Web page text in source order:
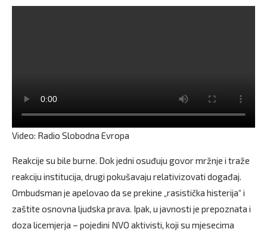
Video: Radio Slobodna Evropa
Reakcije su bile burne. Dok jedni osuđuju govor mržnje i traže
reakciju institucija, drugi pokušavaju relativizovati događaj.
Ombudsman je apelovao da se prekine „rasistička histerija“ i
zaštite osnovna ljudska prava. Ipak, u javnosti je prepoznata i
doza licemjerja – pojedini NVO aktivisti, koji su mjesecima